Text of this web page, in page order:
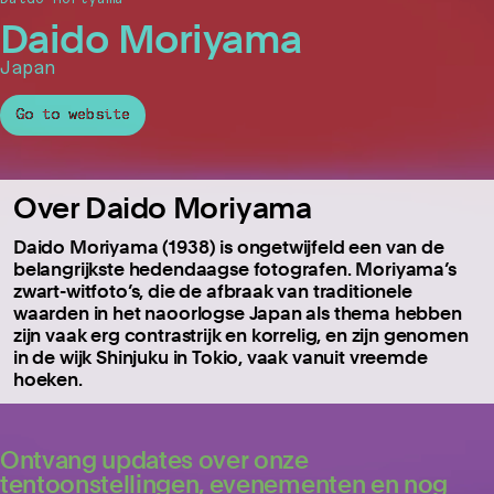
Daido Moriyama
Japan
Go to website
Over Daido Moriyama
Daido Moriyama (1938) is ongetwijfeld een van de
belangrijkste hedendaagse fotografen. Moriyama’s
zwart-witfoto’s, die de afbraak van traditionele
waarden in het naoorlogse Japan als thema hebben
zijn vaak erg contrastrijk en korrelig, en zijn genomen
in de wijk Shinjuku in Tokio, vaak vanuit vreemde
hoeken.
Ontvang updates over onze
tentoonstellingen, evenementen en nog